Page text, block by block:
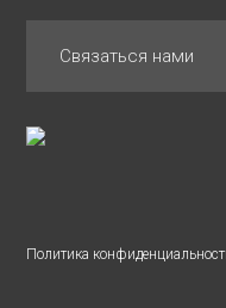
Связаться нами
Политика